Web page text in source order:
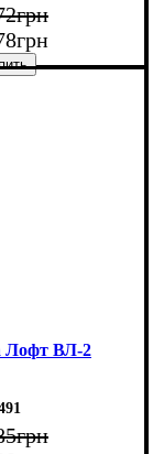
грн
грн
Лофт ВЛ-2
грн